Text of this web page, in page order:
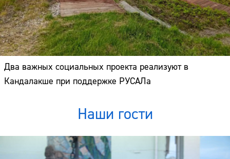
Два важных социальных проекта реализуют в
Кандалакше при поддержке РУСАЛа
Наши гости